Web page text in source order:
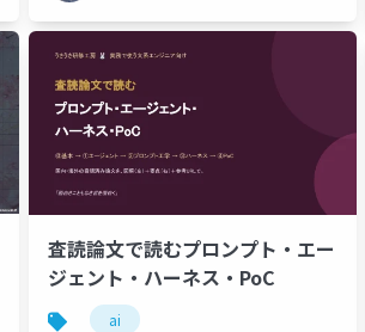
査読論文で読むプロンプト・エー
ジェント・ハーネス・PoC
ai